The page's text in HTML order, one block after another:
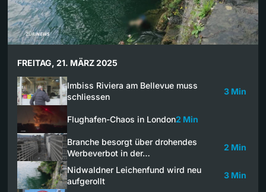
FREITAG, 21. MÄRZ 2025
Imbiss Riviera am Bellevue muss
schliessen
3 Min
Flughafen-Chaos in London2 Min
Branche besorgt über drohendes
Werbeverbot in der…
2 Min
Nidwaldner Leichenfund wird neu
aufgerollt
3 Min